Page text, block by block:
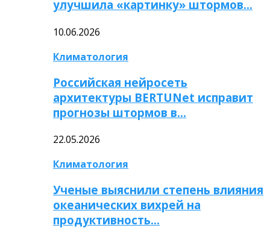
улучшила «картинку» штормов…
10.06.2026
Климатология
Российская нейросеть
архитектуры BERTUNet исправит
прогнозы штормов в…
22.05.2026
Климатология
Ученые выяснили степень влияния
океанических вихрей на
продуктивность…